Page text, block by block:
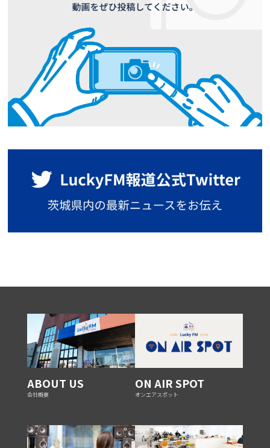
ABOUT US
会社概要
ON AIR SPOT
オンエアスポット